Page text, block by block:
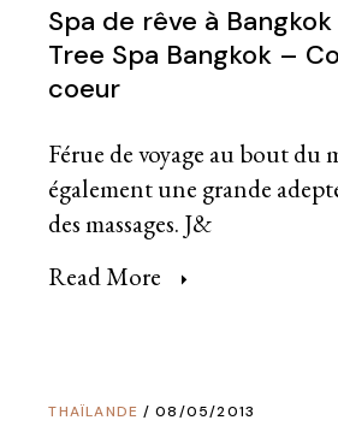
Spa de rêve à
Tree Spa Bangkok –
coeur
Férue de voyage au bout du
également une grande
des massages. J&
Read More
THAÏLANDE 08/05/2013